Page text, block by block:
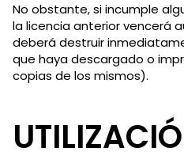
No obstante, si incumple
la licencia anterior vencerá
deberá destruir
que haya descargado o
copias de los mismos).